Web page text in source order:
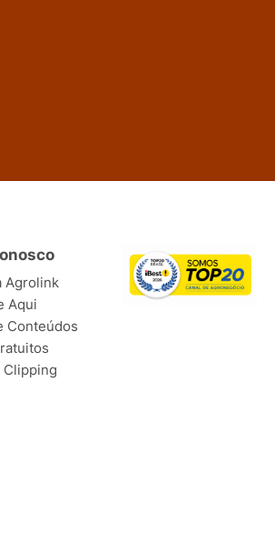
Agrolink
Aqui
Conteúdos
Clipping